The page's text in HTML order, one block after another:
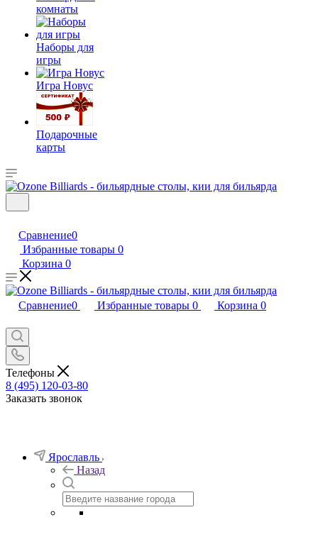
комнаты
Наборы для
игры
Игра Новус
Подарочные
карты
Сравнение0
Избранные товары 0
Корзина 0
Сравнение0 Избранные товары 0 Корзина 0
Телефоны
8 (495) 120-03-80
Заказать звонок
Ярославль
Назад